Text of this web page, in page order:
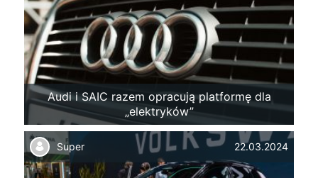
Audi i SAIC razem opracują platformę dla
„elektryków”
Super 22.03.2024